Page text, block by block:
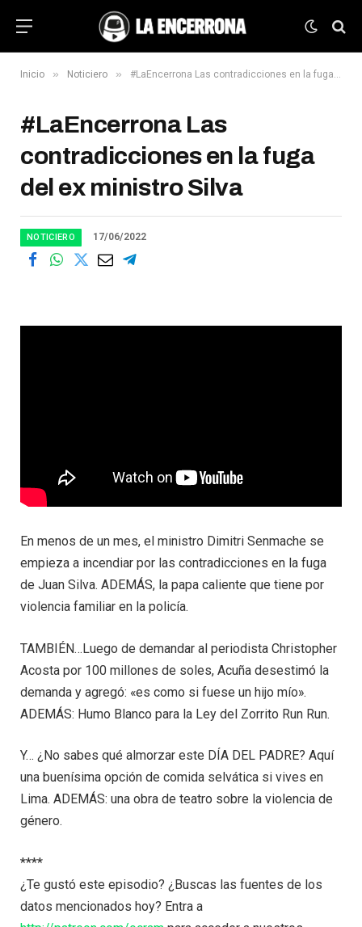
Inicio » Noticiero » #LaEncerrona Las contradicciones en la fuga del ex ministro Silva
#LaEncerrona Las
contradicciones en la fuga
del ex ministro Silva
NOTICIERO 17/06/2022
En menos de un mes, el ministro Dimitri Senmache se
empieza a incendiar por las contradicciones en la fuga
de Juan Silva. ADEMÁS, la papa caliente que tiene por
violencia familiar en la policía.
TAMBIÉN…Luego de demandar al periodista Christopher
Acosta por 100 millones de soles, Acuña desestimó la
demanda y agregó: «es como si fuese un hijo mío».
ADEMÁS: Humo Blanco para la Ley del Zorrito Run Run.
Y… ¿No sabes qué almorzar este DÍA DEL PADRE? Aquí
una buenísima opción de comida selvática si vives en
Lima. ADEMÁS: una obra de teatro sobre la violencia de
género.
****
¿Te gustó este episodio? ¿Buscas las fuentes de los
datos mencionados hoy? Entra a